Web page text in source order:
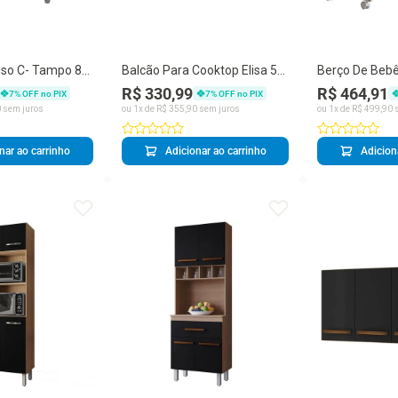
C- Tampo 83
Mobbs Savana
7% OFF no PIX
sem juros
ao carrinho
Balcão Para Cooktop Elisa 5
Bocas - Savanapreto
R$ 330,99 7% OFF no PIX
ou 1 x de R$ 355 90sem juros
Adicionar ao carrinho
Berço De
Com Grade
Nature
R$ 464,91
ou 1 x de R$ 499 90